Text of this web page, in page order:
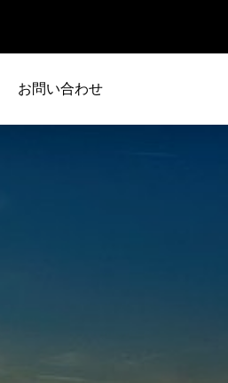
お問い合わせ